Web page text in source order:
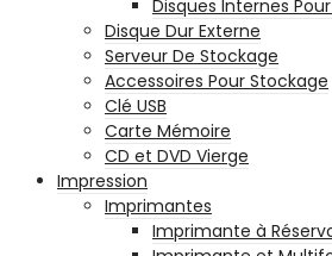
Disques Internes
Disque Dur Externe
Serveur De Stockage
Accessoires Pour Stockage
Clé USB
Carte Mémoire
CD et DVD Vierge
Impression
Imprimantes
Imprimante à